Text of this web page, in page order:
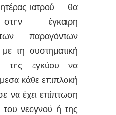
ιατρού θα
στην έγκαιρη
παραγόντων
τη συστηματική
της εγκύου να
κάθε επιπλοκή
να έχει επίπτωση
νεογνού ή της